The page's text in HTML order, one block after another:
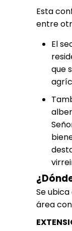
Esta
entre
El
que
Se
área